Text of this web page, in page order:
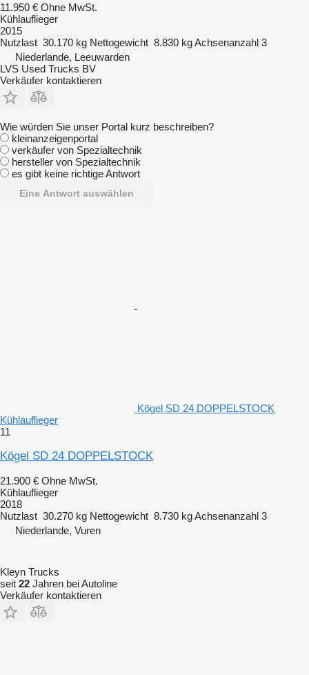
11.950 € Ohne MwSt.
Kühlauflieger
2015
Nutzlast 30.170 kg Nettogewicht 8.830 kgAchsenanzahl 3
Niederlande, Leeuwarden
LVS Used Trucks BV
Verkäufer kontaktieren
Wie würden Sie unser Portal kurz beschreiben?
kleinanzeigenportal
verkäufer von Spezialtechnik
hersteller von Spezialtechnik
es gibt keine richtige Antwort
Eine Antwort auswählen
Kögel SD 24 DOPPELSTOCK
Kühlauflieger
11
Kögel SD 24 DOPPELSTOCK
21.900 € Ohne MwSt.
Kühlauflieger
2018
Nutzlast 30.270 kg Nettogewicht 8.730 kgAchsenanzahl 3
Niederlande, Vuren
Kleyn Trucks
seit 22 Jahren bei Autoline
Verkäufer kontaktieren